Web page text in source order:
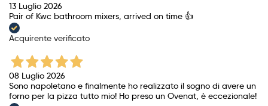
13 Luglio 2026
Pair of Kwc bathroom mixers, arrived on time 👍
Acquirente verificato
08 Luglio 2026
Sono napoletano e finalmente ho realizzato il sogno di avere un
forno per la pizza tutto mio! Ho preso un Ovenat, è eccezionale!